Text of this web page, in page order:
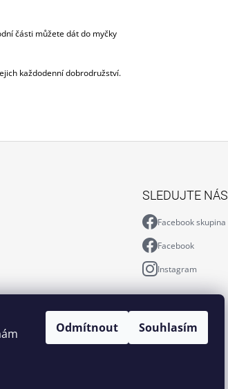
Odmítnout Souhlasím
části můžete dát do myčky
každodenní dobrodružství.
SLEDUJTE NÁS
Facebook skupina
Facebook
Instagram